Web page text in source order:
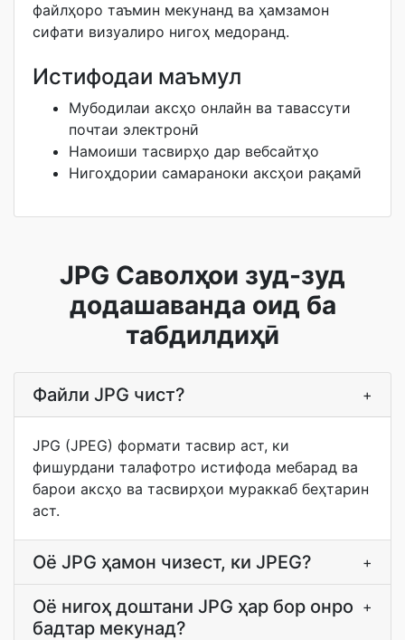
файлҳоро таъмин мекунанд ва ҳамзамон
сифати визуалиро нигоҳ медоранд.
Истифодаи маъмул
Мубодилаи аксҳо онлайн ва тавассути
почтаи электронӣ
Намоиши тасвирҳо дар вебсайтҳо
Нигоҳдории самараноки аксҳои рақамӣ
JPG Саволҳои зуд-зуд
додашаванда оид ба
табдилдиҳӣ
Файли JPG чист? +
JPG (JPEG) формати тасвир аст, ки
фишурдани талафотро истифода мебарад ва
барои аксҳо ва тасвирҳои мураккаб беҳтарин
аст.
Оё JPG ҳамон чизест, ки JPEG? +
Оё нигоҳ доштани JPG ҳар бор онро
бадтар мекунад?
+